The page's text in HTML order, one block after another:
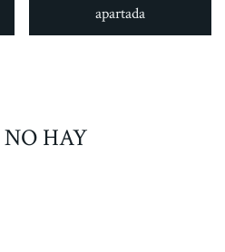
apartada
NO HAY